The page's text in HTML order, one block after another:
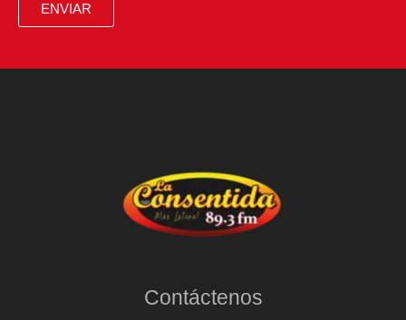
ENVIAR
Contáctenos